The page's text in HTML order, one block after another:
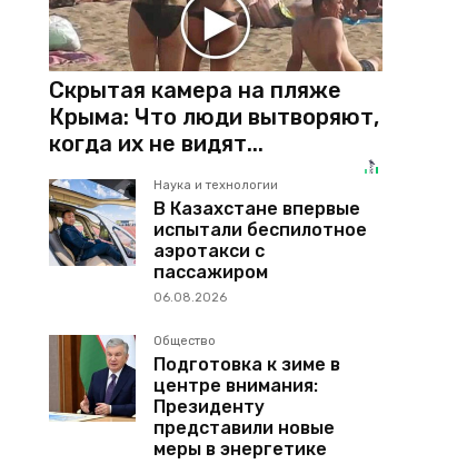
Скрытая камера на пляже
Крыма: Что люди вытворяют,
когда их не видят...
Наука и технологии
В Казахстане впервые
испытали беспилотное
аэротакси с
пассажиром
06.08.2026
Общество
Подготовка к зиме в
центре внимания:
Президенту
представили новые
меры в энергетике